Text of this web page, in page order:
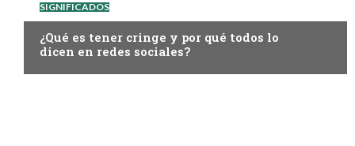
SIGNIFICADOS
¿Qué es tener cringe y por qué todos lo
dicen en redes sociales?